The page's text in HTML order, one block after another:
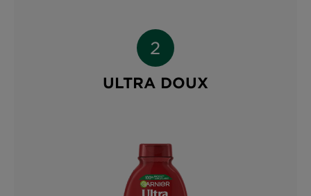
ULTRA DOUX